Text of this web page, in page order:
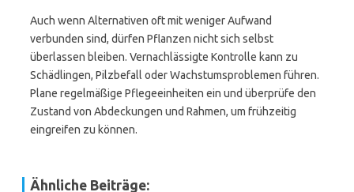
Auch wenn Alternativen oft mit weniger Aufwand
verbunden sind, dürfen Pflanzen nicht sich selbst
überlassen bleiben. Vernachlässigte Kontrolle kann zu
Schädlingen, Pilzbefall oder Wachstumsproblemen führen.
Plane regelmäßige Pflegeeinheiten ein und überprüfe den
Zustand von Abdeckungen und Rahmen, um frühzeitig
eingreifen zu können.
Ähnliche Beiträge: